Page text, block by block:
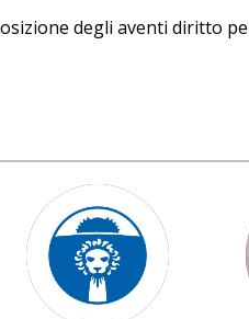
degli aventi diritto